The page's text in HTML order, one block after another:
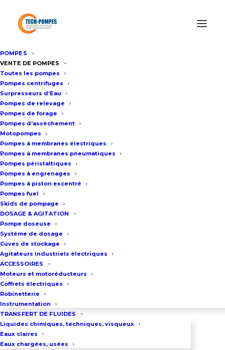
POMPES
VENTE DE POMPES
Toutes les pompes
Pompes centrifuges
Surpresseurs d’Eau
Pompes de relevage
Pompes de forage
Pompes d’assèchement
Motopompes
Pompes à membranes électriques
Pompes à membranes pneumatiques
Pompes péristaltiques
Pompes à engrenages
Pompes à piston excentré
Pompes fuel
Skids de pompage
DOSAGE & AGITATION
Pompe doseuse
Système de dosage
Cuves de stockage
Agitateurs industriels électriques
ACCESSOIRES
Moteurs et motoréducteurs
Coffrets électriques
Robinetterie
Instrumentation
TRANSFERT DE FLUIDES
Liquides chimiques, techniques, visqueux
Eaux claires
Eaux chargées, usées
Accueil /Pompe doseuse
électromagnétique PROMINENT Gamma
Pompe doseuse
électromagnétique
PROMINENT Gamma
Fiche technique
Pompe doseuse
électromagnétique à membrane
La pompe de dosage Gamma est
utilisée pour le traitement de l’eau
et le dosage de liquides
chimiques.
Cette pompe se décline en 10
modèles permettant une plage
de débit de 2,3 litre/heure à 45
litres/heure.